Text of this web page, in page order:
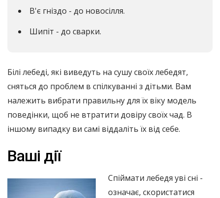
В'є гніздо - до новосілля.
Шипіт - до сварки.
Білі лебеді, які виведуть на сушу своїх лебедят,
сняться до проблем в спілкуванні з дітьми. Вам
належить вибрати правильну для їх віку модель
поведінки, щоб не втратити довіру своїх чад. В
іншому випадку ви самі віддаліть їх від себе.
Ваші дії
Спіймати лебедя уві сні -
означає, скористатися